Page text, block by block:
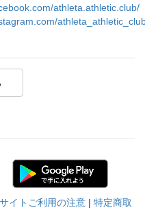
athleta.athletic.club/
サイトご利用の注意 | 特定商取